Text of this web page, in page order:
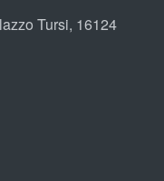
Tursi, 16124